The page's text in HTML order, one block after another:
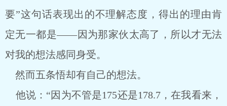
要”这句话表现出的不理解态度，得出的理由肯
定无一都是——因为那家伙太高了，所以才无法
对我的想法感同身受。
然而五条悟却有自己的想法。
他说：“因为不管是175还是178.7，在我看来，